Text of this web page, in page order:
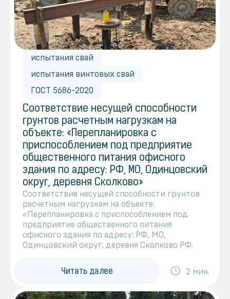
испытания свай
испытания винтовых свай
ГОСТ 5686-2020
2 мин.
Соответствие несущей способности
грунтов расчетным нагрузкам на
объекте: «Перепланировка с
приспособлением под предприятие
общественного питания офисного
здания по адресу: РФ, МО, Одинцовский
округ, деревня Сколково»
Соответствие несущей способности грунтов
расчетным нагрузкам на объекте:
«Перепланировка с приспособлением под
предприятие общественного питания
офисного здания по адресу: РФ, МО,
Одинцовский округ, деревня Сколково РФ.
Читать далее